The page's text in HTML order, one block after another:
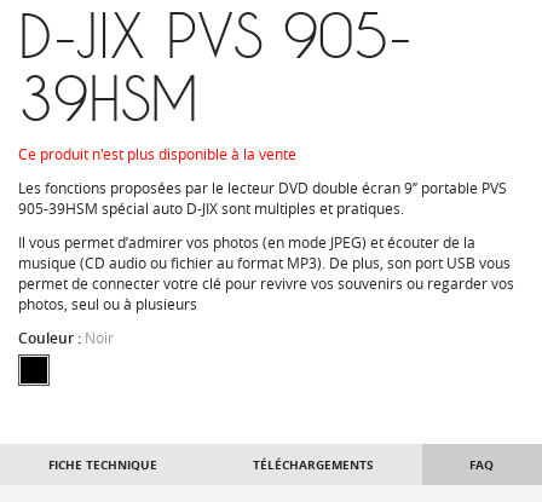
D-JIX PVS 905-
39HSM
Ce produit n'est plus disponible à la vente
Les fonctions proposées par le lecteur DVD double écran 9’’ portable PVS
905-39HSM spécial auto D-JIX sont multiples et pratiques.
Il vous permet d’admirer vos photos (en mode JPEG) et écouter de la
musique (CD audio ou fichier au format MP3). De plus, son port USB vous
permet de connecter votre clé pour revivre vos souvenirs ou regarder vos
photos, seul ou à plusieurs
Couleur : Noir
FICHE TECHNIQUE TÉLÉCHARGEMENTS FAQ